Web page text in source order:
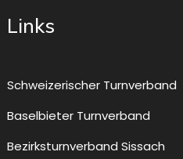
Links
Schweizerischer Turnverband
Baselbieter Turnverband
Bezirksturnverband Sissach